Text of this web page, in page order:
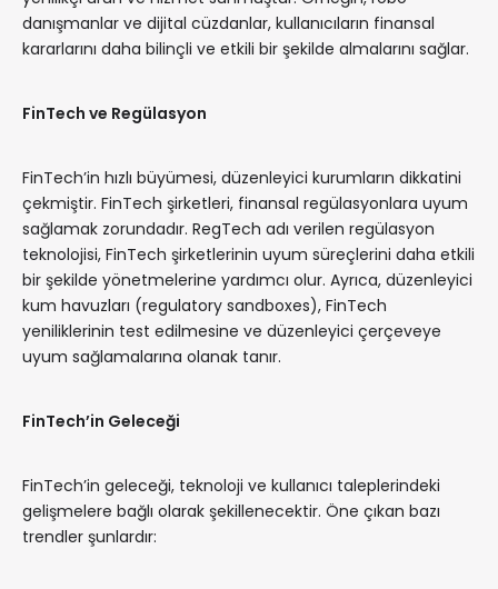
danışmanlar ve dijital cüzdanlar, kullanıcıların finansal
kararlarını daha bilinçli ve etkili bir şekilde almalarını sağlar.
FinTech ve Regülasyon
FinTech’in hızlı büyümesi, düzenleyici kurumların dikkatini
çekmiştir. FinTech şirketleri, finansal regülasyonlara uyum
sağlamak zorundadır. RegTech adı verilen regülasyon
teknolojisi, FinTech şirketlerinin uyum süreçlerini daha etkili
bir şekilde yönetmelerine yardımcı olur. Ayrıca, düzenleyici
kum havuzları (regulatory sandboxes), FinTech
yeniliklerinin test edilmesine ve düzenleyici çerçeveye
uyum sağlamalarına olanak tanır.
FinTech’in Geleceği
FinTech’in geleceği, teknoloji ve kullanıcı taleplerindeki
gelişmelere bağlı olarak şekillenecektir. Öne çıkan bazı
trendler şunlardır: